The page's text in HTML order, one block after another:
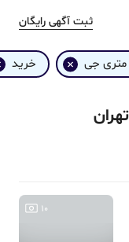
ثبت آگهی رایگان
جی خرید
10